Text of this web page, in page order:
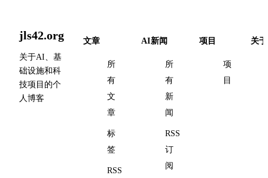
jls42.org
关于AI、基
础设施和科
技项目的个
人博客
文章
所
有
文
章
标
签
RSS
AI新闻
所
有
新
闻
RSS
订
阅
项目
项
目
关于